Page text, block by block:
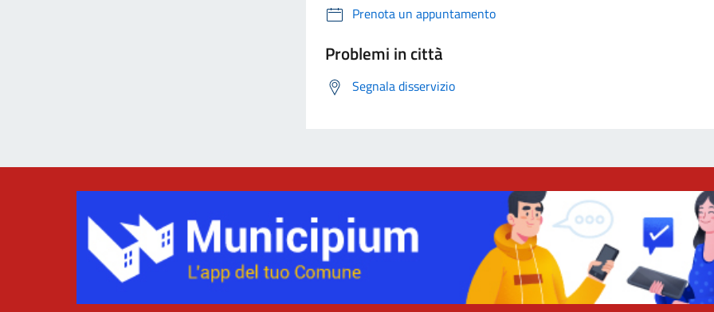
Prenota un appuntamento
Problemi in città
Segnala disservizio